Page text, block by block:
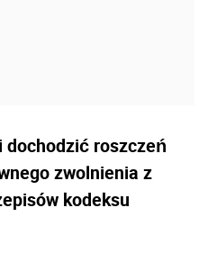
dochodzić roszczeń
zwolnienia z
kodeksu